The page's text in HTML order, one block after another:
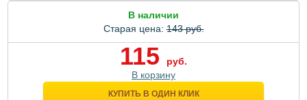
В наличии
Старая цена:143 руб.
115
руб.
В корзину
КУПИТЬ В ОДИН КЛИК